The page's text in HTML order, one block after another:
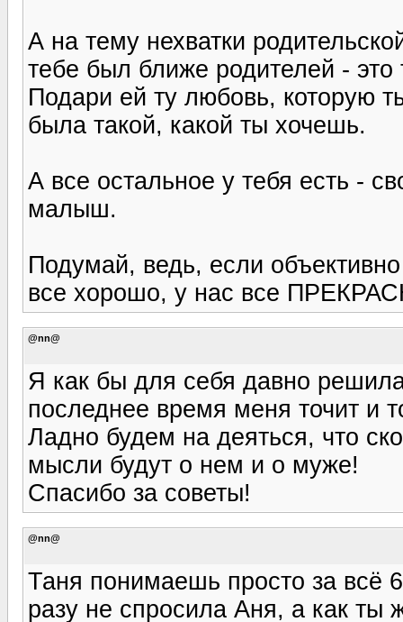
А на тему нехватки
тебе был ближе родителей -
Подари ей ту любовь, которую
была такой, какой ты хочешь.
А все остальное у тебя есть -
малыш.
Подумай, ведь, если
все хорошо, у нас все
@nn@
Я как бы для себя давно
последнее время меня точит и
Ладно будем на деяться, что
мысли будут о нем и о муже!
Спасибо за советы!
@nn@
Таня понимаешь просто за всё
разу не спросила Аня, а как ты